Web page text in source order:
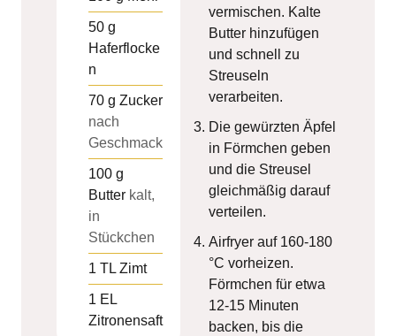
50 g
Haferflocke
n
70 g Zucker
nach
Geschmack
100 g
Butter kalt,
in
Stückchen
1 TL Zimt
1 EL
Zitronensaft
vermischen. Kalte
Butter hinzufügen
und schnell zu
Streuseln
verarbeiten.
Die gewürzten Äpfel
in Förmchen geben
und die Streusel
gleichmäßig darauf
verteilen.
Airfryer auf 160-180
°C vorheizen.
Förmchen für etwa
12-15 Minuten
backen, bis die